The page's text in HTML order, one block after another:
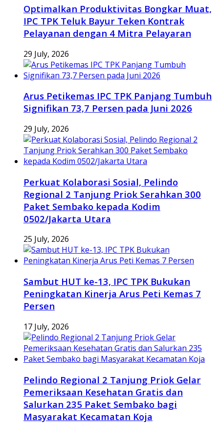
Optimalkan Produktivitas Bongkar Muat,
IPC TPK Teluk Bayur Teken Kontrak
Pelayanan dengan 4 Mitra Pelayaran
29 July, 2026
Arus Petikemas IPC TPK Panjang Tumbuh
Signifikan 73,7 Persen pada Juni 2026
29 July, 2026
Perkuat Kolaborasi Sosial, Pelindo
Regional 2 Tanjung Priok Serahkan 300
Paket Sembako kepada Kodim
0502/Jakarta Utara
25 July, 2026
Sambut HUT ke-13, IPC TPK Bukukan
Peningkatan Kinerja Arus Peti Kemas 7
Persen
17 July, 2026
Pelindo Regional 2 Tanjung Priok Gelar
Pemeriksaan Kesehatan Gratis dan
Salurkan 235 Paket Sembako bagi
Masyarakat Kecamatan Koja